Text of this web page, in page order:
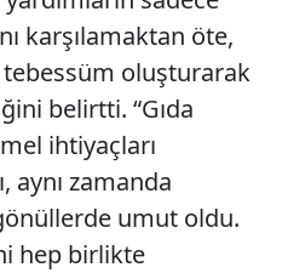
karşılamaktan öte,
oluşturarak
belirtti. “Gıda
ihtiyaçları
aynı zamanda
umut oldu.
hep birlikte